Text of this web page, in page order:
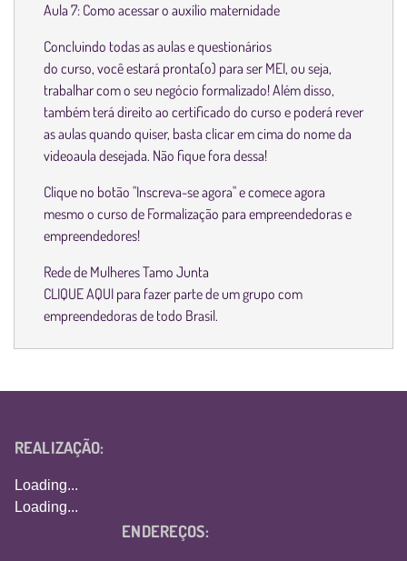
Aula 7: Como acessar o auxílio maternidade
Concluindo todas as aulas e questionários
do curso, você estará pronta(o) para ser MEI, ou seja,
trabalhar com o seu negócio formalizado! Além disso,
também terá direito ao certificado do curso e poderá rever
as aulas quando quiser, basta clicar em cima do nome da
videoaula desejada. Não fique fora dessa!
Clique no botão "Inscreva-se agora" e comece agora
mesmo o curso de Formalização para empreendedoras e
empreendedores!
Rede de Mulheres Tamo Junta
CLIQUE AQUI para fazer parte de um grupo com
empreendedoras de todo Brasil.
REALIZAÇÃO:
Loading...
Loading...
ENDEREÇOS: